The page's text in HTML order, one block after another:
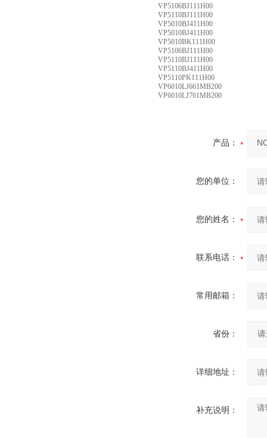
VP5106BJ111H00
VP5110BJ111H00
VP5010BJ411H00
VP5010BJ411H00
VP5010BK111H00
VP5106BJ111H00
VP5110BJ111H00
VP5110BJ411H00
VP5110PK111H00
VP6010LJ661MB200
VP6010LJ761MB200
产品：
您的单位：
您的姓名：
联系电话：
常用邮箱：
省份：
详细地址：
补充说明：